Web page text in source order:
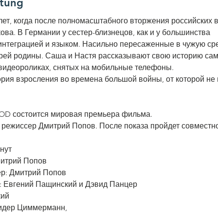
когда после полномасштабного вторжения российских
В Германии у сестер-близнецов, как и у большинства
и языком. Насильно пересаженные в чужую
родины. Саша и Настя рассказывают свою историю
снятых на мобильные телефоны.
взросления во времена большой войны, от которой
состоится мировая премьера фильма.
Попов
Дмитрий Попов
Евгений Пащинский и Дэвид Панцер
Циммерманн,